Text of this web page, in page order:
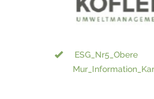
ESG_Nr5_Obere